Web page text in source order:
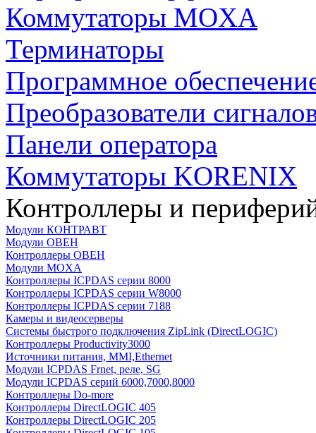
Коммутаторы MOXA
Терминаторы
Программное
Преобразователи
Панели оператора
Коммутаторы KORENIX
Контроллеры и
Модули КОНТРАВТ
Модули ОВЕН
Контроллеры ОВЕН
Модули MOXA
Контроллеры ICPDAS серии 8000
Контроллеры ICPDAS серии W8000
Контроллеры ICPDAS серии 7188
Камеры и видеосерверы
Системы быстрого подключения ZipLink (DirectLOGIC)
Контроллеры Productivity3000
Источники питания, MMI,Ethernet
Модули ICPDAS Frnet, реле, SG
Модули ICPDAS серий 6000,7000,8000
Контроллеры Do-more
Контроллеры DirectLOGIC 405
Контроллеры DirectLOGIC 205